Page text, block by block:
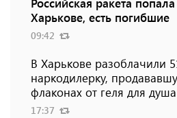
Харькове, есть погибшие
09:42
В Харькове разоблачили
наркодилерку,
флаконах от геля для душа
17:37